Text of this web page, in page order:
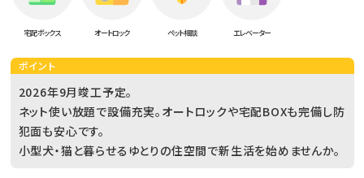
宅配ボックス オートロック ペット相談 エレベーター
ポイント
2026年9月竣工予定。
ネット使い放題で設備充実。オートロックや宅配BOXも完備し防
犯面も安心です。
小型犬・猫と暮らせるゆとりの住空間で新生活を始めませんか。